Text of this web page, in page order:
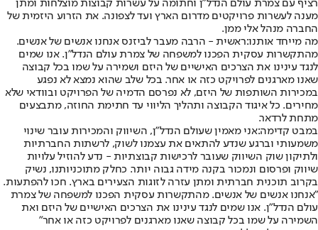
רציף עם צמרת עולם הנדל"ן וחתומה על עשרות קבוצות מוצלחות ומתן
מענה לעשרות פרויקטים מדרום הארץ ועד לצפונה. את הזרוע היזמית של
החברה מנהל אלי ממן.
מה מייחד אותנו:ראשית - הרבה מעבר לביזנס אנחנו אנשים של אנשים.
מהתקשרות עסקית הפכנו למשפחה של צמרת עולם הנדל"ן. אנו שמים
לנגד עינינו את הצרכים האישיים של היזם ושמירה על שמו בכל קבוצה
שאנו מארגנים לפרויקט כזה או אחר. בכל שלב שהוא נמצא לא נפגע
במכירות השותפות של היזם, לא נפרסם הדמיה של הפרויקט ובוודאי שלא
מחירים. כל איגוד הקבוצה ותהליך הליווי עד חתימת החוזה, מתבצעים
מתחת לרדאר.
במבט קדימה:אני מאמין שעולם הנדל"ן, השיווק והמכירות עובר שינוי
משמעותי וברגע שנדע להתאים את עצמנו לשוק, לרשתות החברתיות
ולתיקון שוק השיווק שעובר לרכישות קבוצתיות - נדע להוזיל עלויות
שיווק ופרסום ונמכור בקנה מידה גבוה יותר. כחלק מתוכניותנו, נשיק
בקרוב תוכנית חברתית ומתן עזרה לזוגות הצעירים בארץ. חכו להפתעות.
"אנחנו אנשים של אנשים. מהתקשרות עסקית הפכנו למשפחה של צמרת
עולם הנדל"ן. אנו שמים לנגד עינינו את הצרכים האישיים של היזם ואת
השמירה על שמו בכל קבוצה שאנו מארגנים לפרויקט כזה או אחר"